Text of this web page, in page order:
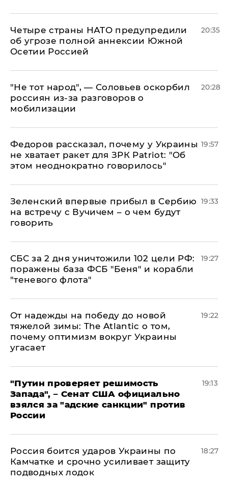
Четыре страны НАТО предупредили
об угрозе полной аннексии Южной
Осетии Россией
20:35
​"Не тот народ", — Соловьев оскорбил
россиян из-за разговоров о
мобилизации
20:28
Федоров рассказал, почему у Украины
не хватает ракет для ЗРК Patriot: "Об
этом неоднократно говорилось"
19:57
Зеленский впервые прибыл в Сербию
на встречу с Вучичем – о чем будут
говорить
19:33
СБС за 2 дня уничтожили 102 цели РФ:
поражены база ФСБ "Беня" и корабли
"теневого флота"
19:27
От надежды на победу до новой
тяжелой зимы: The Atlantic о том,
почему оптимизм вокруг Украины
угасает
19:22
"Путин проверяет решимость
Запада", – Сенат США официально
взялся за "адские санкции" против
России
19:13
Россия боится ударов Украины по
Камчатке и срочно усиливает защиту
подводных лодок
18:27